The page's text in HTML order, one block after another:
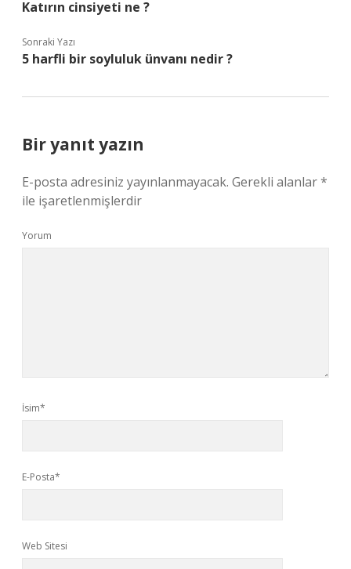
Katırın cinsiyeti ne ?
Sonraki Yazı
5 harfli bir soyluluk ünvanı nedir ?
Bir yanıt yazın
E-posta adresiniz yayınlanmayacak. Gerekli alanlar*
ile işaretlenmişlerdir
Yorum
İsim*
E-Posta*
Web Sitesi